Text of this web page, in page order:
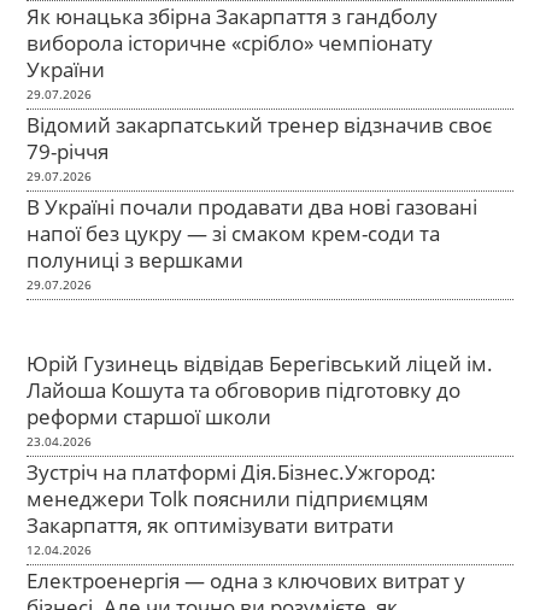
Як юнацька збірна Закарпаття з гандболу
виборола історичне «срібло» чемпіонату
України
29.07.2026
Відомий закарпатський тренер відзначив своє
79-річчя
29.07.2026
В Україні почали продавати два нові газовані
напої без цукру — зі смаком крем-соди та
полуниці з вершками
29.07.2026
Юрій Гузинець відвідав Берегівський ліцей ім.
Лайоша Кошута та обговорив підготовку до
реформи старшої школи
23.04.2026
Зустріч на платформі Дія.Бізнес.Ужгород:
менеджери Tolk пояснили підприємцям
Закарпаття, як оптимізувати витрати
12.04.2026
Електроенергія — одна з ключових витрат у